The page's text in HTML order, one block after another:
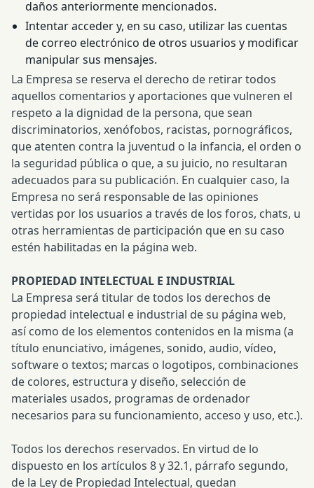
daños anteriormente mencionados.
Intentar acceder y, en su caso, utilizar las cuentas
de correo electrónico de otros usuarios y modificar
manipular sus mensajes.
La Empresa se reserva el derecho de retirar todos
aquellos comentarios y aportaciones que vulneren el
respeto a la dignidad de la persona, que sean
discriminatorios, xenófobos, racistas, pornográficos,
que atenten contra la juventud o la infancia, el orden o
la seguridad pública o que, a su juicio, no resultaran
adecuados para su publicación. En cualquier caso, la
Empresa no será responsable de las opiniones
vertidas por los usuarios a través de los foros, chats, u
otras herramientas de participación que en su caso
estén habilitadas en la página web.
PROPIEDAD INTELECTUAL E INDUSTRIAL
La Empresa será titular de todos los derechos de
propiedad intelectual e industrial de su página web,
así como de los elementos contenidos en la misma (a
título enunciativo, imágenes, sonido, audio, vídeo,
software o textos; marcas o logotipos, combinaciones
de colores, estructura y diseño, selección de
materiales usados, programas de ordenador
necesarios para su funcionamiento, acceso y uso, etc.).
Todos los derechos reservados. En virtud de lo
dispuesto en los artículos 8 y 32.1, párrafo segundo,
de la Ley de Propiedad Intelectual, quedan